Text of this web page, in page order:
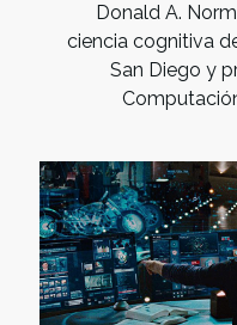
Donald A.
ciencia cognitiva
San Diego y